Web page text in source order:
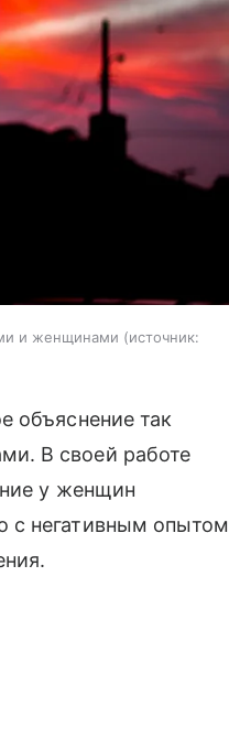
и женщинами
источник:
объяснение так
В своей работе
у женщин
с негативным опытом